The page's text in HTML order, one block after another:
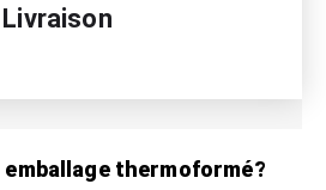
Livraison
emballage thermoformé?